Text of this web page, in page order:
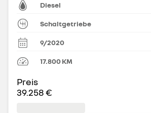
Diesel
Schaltgetriebe
9/2020
17.800KM
Preis
39.258 €